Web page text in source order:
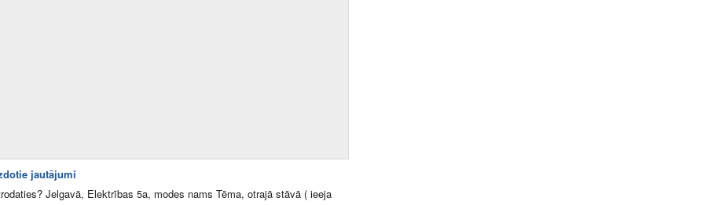
jautājumi
Jelgavā, Elektrības 5a, modes nams Tēma, otrajā stāvā ( ieeja